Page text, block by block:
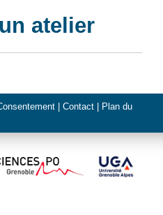
atelier
Contact
Plan du